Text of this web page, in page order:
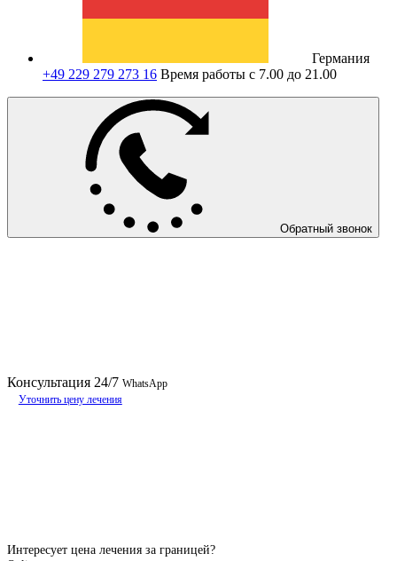
Германия
+49 229 279 273 16 Время работы с 7.00 до 21.00
Обратный звонок
Консультация 24/7 WhatsApp
Уточнить цену лечения
Интересует цена лечения за границей?